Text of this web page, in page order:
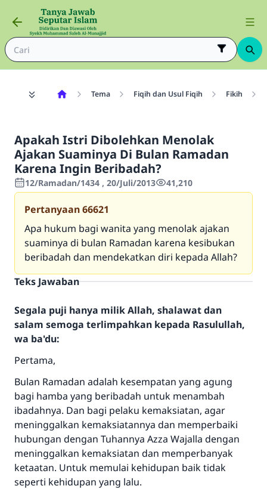
Tema Fiqih dan Usul Fiqih Fikih
Apakah Istri Dibolehkan Menolak
Ajakan Suaminya Di Bulan Ramadan
Karena Ingin Beribadah?
12/Ramadan/1434 , 20/Juli/2013 41,210
Pertanyaan66621
Apa hukum bagi wanita yang menolak ajakan
suaminya di bulan Ramadan karena kesibukan
beribadah dan mendekatkan diri kepada Allah?
Teks Jawaban
Segala puji hanya milik Allah, shalawat dan
salam semoga terlimpahkan kepada Rasulullah,
wa ba'du:
Pertama,
Bulan Ramadan adalah kesempatan yang agung
bagi hamba yang beribadah untuk menambah
ibadahnya. Dan bagi pelaku kemaksiatan, agar
meninggalkan kemaksiatannya dan memperbaiki
hubungan dengan Tuhannya Azza Wajalla dengan
meninggalkan kemaksiatan dan memperbanyak
ketaatan. Untuk memulai kehidupan baik tidak
seperti kehidupan yang lalu.